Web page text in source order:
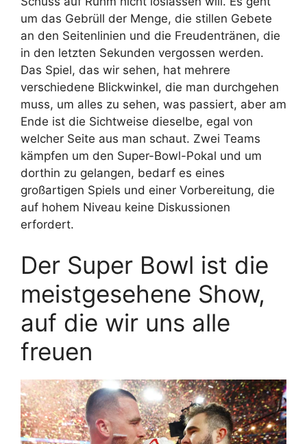
um das Gebrüll der Menge, die stillen Gebete
an den Seitenlinien und die Freudentränen, die
in den letzten Sekunden vergossen werden.
Das Spiel, das wir sehen, hat mehrere
verschiedene Blickwinkel, die man durchgehen
muss, um alles zu sehen, was passiert, aber am
Ende ist die Sichtweise dieselbe, egal von
welcher Seite aus man schaut. Zwei Teams
kämpfen um den Super-Bowl-Pokal und um
dorthin zu gelangen, bedarf es eines
großartigen Spiels und einer Vorbereitung, die
auf hohem Niveau keine Diskussionen
erfordert.
Der Super Bowl ist die
meistgesehene Show,
auf die wir uns alle
freuen